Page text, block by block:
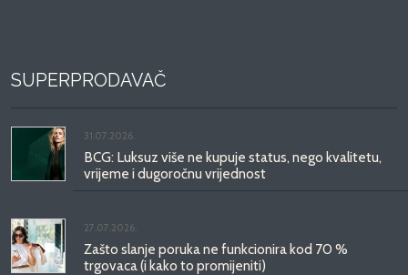
SUPERPRODAVAČ
31.07.2026.
BCG: Luksuz više ne kupuje status, nego kvalitetu,
vrijeme i dugoročnu vrijednost
27.07.2026.
Zašto slanje poruka ne funkcionira kod 70 %
trgovaca (i kako to promijeniti)